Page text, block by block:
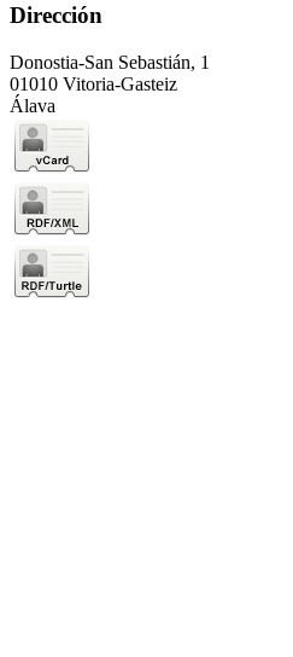
Dirección
Donostia-San Sebastián, 1
01010 Vitoria-Gasteiz
Álava